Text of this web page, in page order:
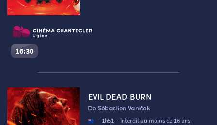
16:30
Séance du06/08/2026à 16:30 VF
Cinéma Le Chantecler – Ugine :Salle 1
Réserver une place
EVIL DEAD BURN
De Sébastien Vaniček
- 1h51 - Interdit au moins de 16 ans